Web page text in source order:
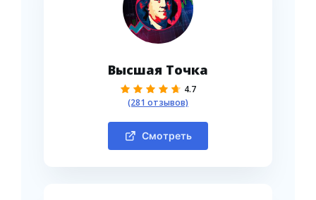
Высшая Точка
4.7
(281 отзывов)
Смотреть